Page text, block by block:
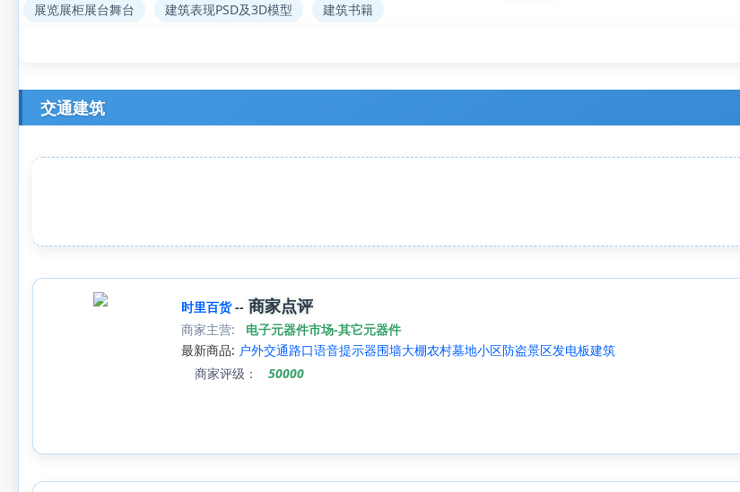
展览展柜展台舞台
建筑表现PSD及3D模型 建筑书籍
交通建筑
时里百货-- 商家点评
商家主营:
电子元器件市场-其它元器件
最新商品: 户外交通路口语音提示器围墙大棚农村墓地小区防盗景区发电板建筑
商家评级：
50000